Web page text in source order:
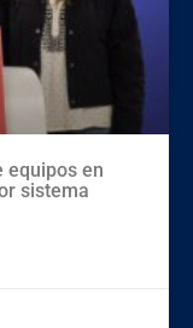
equipos en
sistema